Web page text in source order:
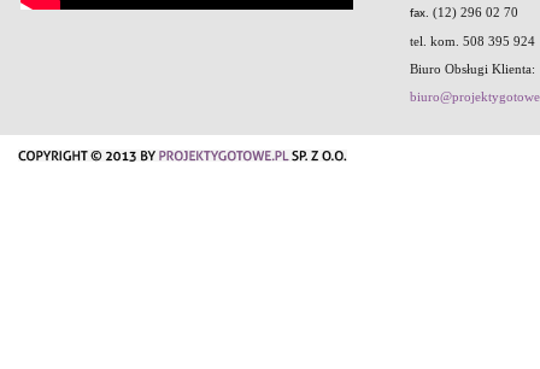
fax . (12) 296 02 70
tel. kom. 508 395 924
Biuro Obsługi Klienta: